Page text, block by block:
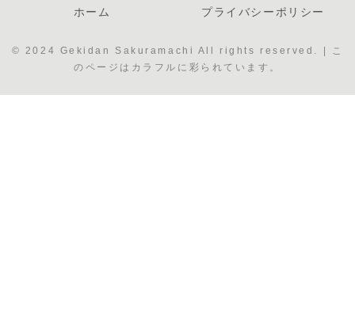
ホーム プライバシーポリシー
© 2024 Gekidan Sakuramachi All rights reserved. | こ
のページはカラフルに彩られています。